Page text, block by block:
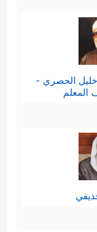
الحصري -
المعلم